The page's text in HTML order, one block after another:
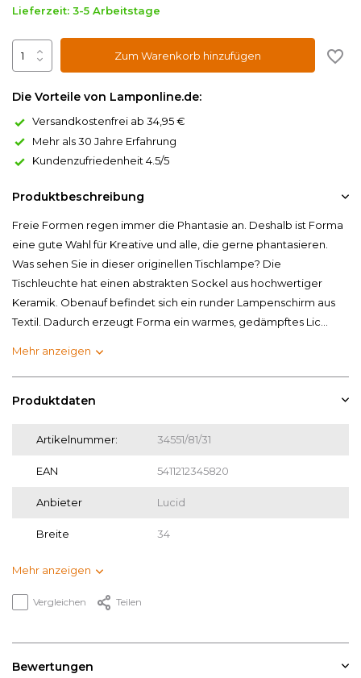
Lieferzeit: 3-5 Arbeitstage
Zum Warenkorb hinzufügen
Die Vorteile von Lamponline.de:
Versandkostenfrei ab 34,95 €
Mehr als 30 Jahre Erfahrung
Kundenzufriedenheit 4.5/5
Produktbeschreibung
Freie Formen regen immer die Phantasie an. Deshalb ist Forma
eine gute Wahl für Kreative und alle, die gerne phantasieren.
Was sehen Sie in dieser originellen Tischlampe? Die
Tischleuchte hat einen abstrakten Sockel aus hochwertiger
Keramik. Obenauf befindet sich ein runder Lampenschirm aus
Textil. Dadurch erzeugt Forma ein warmes, gedämpftes Lic...
Mehr anzeigen
Produktdaten
Artikelnummer: 34551/81/31
EAN 5411212345820
Anbieter Lucid
Breite 34
Mehr anzeigen
Vergleichen Teilen
Bewertungen